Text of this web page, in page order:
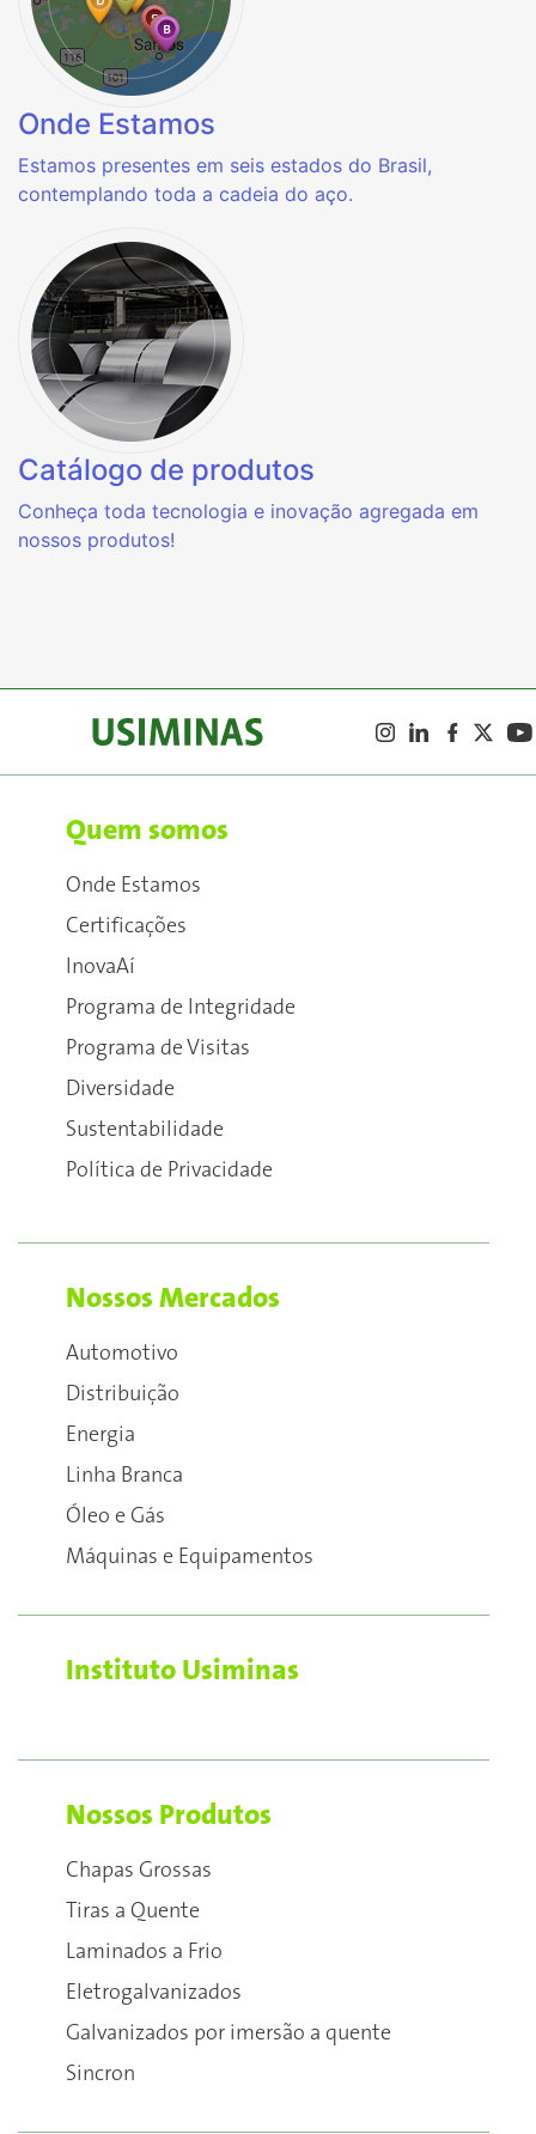
Onde Estamos
Estamos presentes em seis estados do Brasil,
contemplando toda a cadeia do aço.
Catálogo de produtos
Conheça toda tecnologia e inovação agregada em
nossos produtos!
Quem somos
Onde Estamos
Certificações
InovaAí
Programa de Integridade
Programa de Visitas
Diversidade
Sustentabilidade
Política de Privacidade
Nossos Mercados
Automotivo
Distribuição
Energia
Linha Branca
Óleo e Gás
Máquinas e Equipamentos
Instituto Usiminas
Nossos Produtos
Chapas Grossas
Tiras a Quente
Laminados a Frio
Eletrogalvanizados
Galvanizados por imersão a quente
Sincron